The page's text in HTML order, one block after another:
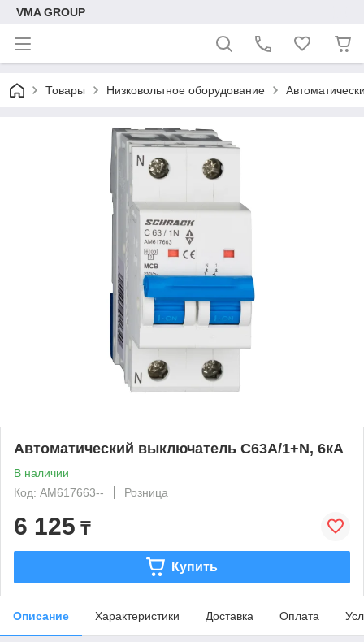
VMA GROUP
Товары Низковольтное оборудование
Автоматический выключатель C63А/1+N, 6кА
В наличии
Код: AM617663--
Розница
6 125 ₸
Купить
Описание Характеристики Доставка Оплата